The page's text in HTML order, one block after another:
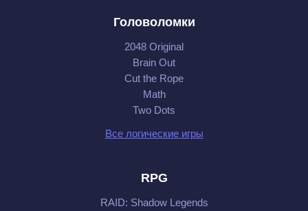
Головоломки
2048 Original
Brain Out
Cut the Rope
Math
Two Dots
Все логические игры
RPG
RAID: Shadow Legends